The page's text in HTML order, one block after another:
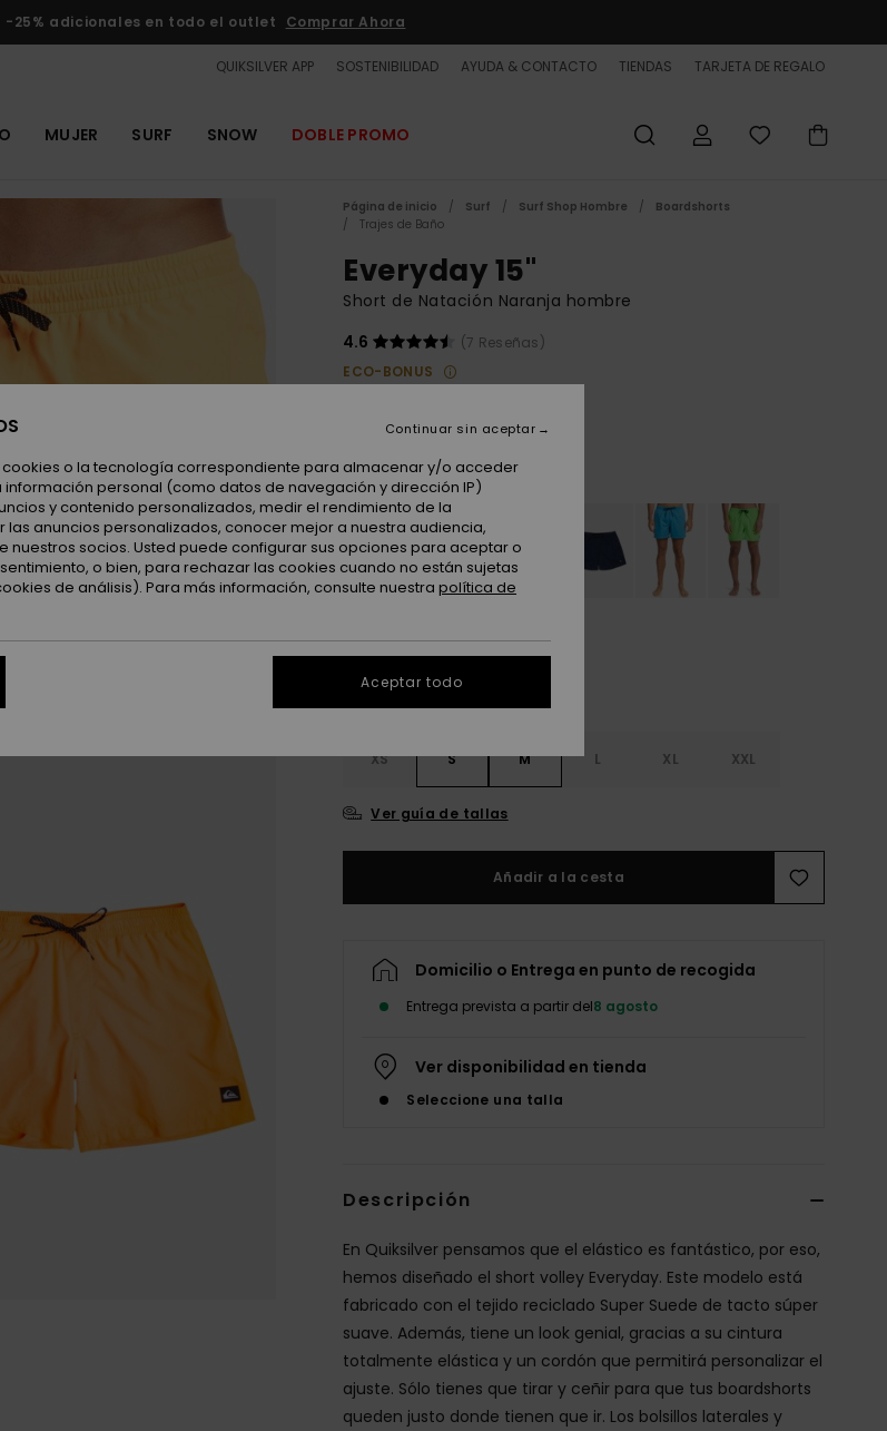
-25% adicionales en todo el outlet Comprar Ahora
QUIKSILVER APP SOSTENIBILIDAD AYUDA & CONTACTO TIENDAS TARJETA DE REGALO
MUJER SURF SNOW DOBLE PROMO
Página de inicio Surf Surf Shop Hombre
Boardshorts
Trajes de Baño
Everyday 15"
Short de Natación Naranja hombre
4.6
(7 Reseñas)
ECO-BONUS
ColorOrange Pop
XS S M L XL XXL
Ver guía de tallas
Añadir a la cesta
Domicilio o Entrega en punto de recogida
Entrega prevista a partir del8 agosto
Ver disponibilidad en tienda
Seleccione una talla
Descripción
En Quiksilver pensamos que el elástico es fantástico, por eso,
hemos diseñado el short volley Everyday. Este modelo está
fabricado con el tejido reciclado Super Suede de tacto súper
suave. Además, tiene un look genial, gracias a su cintura
totalmente elástica y un cordón que permitirá personalizar el
ajuste. Sólo tienes que tirar y ceñir para que tus boardshorts
queden justo donde tienen que ir. Los bolsillos laterales y
cookies o la tecnología correspondiente para almacenar y/o acceder
información personal (como datos de navegación y dirección IP)
y contenido personalizados, medir el rendimiento de la
anuncios personalizados, conocer mejor a nuestra audiencia,
nuestros socios. Usted puede configurar sus opciones para aceptar o
o bien, para rechazar las cookies cuando no están sujetas
de análisis). Para más información, consulte nuestra política de
Continuar sin aceptar
Aceptar todo